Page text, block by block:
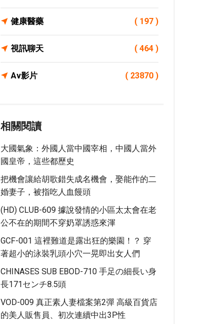
健康醫藥 ( 197 )
視訊聊天 ( 464 )
Av影片 ( 23870 )
相關閱讀
大國氣象：外國人當中國宰相，中國人當外
國皇帝，這些都歷史
把機會讓給胡歌錯失成名機會，娶能作的二
婚妻子，被指吃人血饅頭
(HD) CLUB-609 據說發情的小區太太會在老
公不在的期間不穿奶罩誘惑來渾
GCF-001 這裡難道是露出狂的樂園！？ 穿
著超小的泳裝乳頭小穴一晃即出女人們
CHINASES SUB EBOD-710 手足の細長い身
長171センチ8.5頭
VOD-009 真正素人妻檔案第2彈 高級百貨店
的美人販售員、初次連續中出3P性